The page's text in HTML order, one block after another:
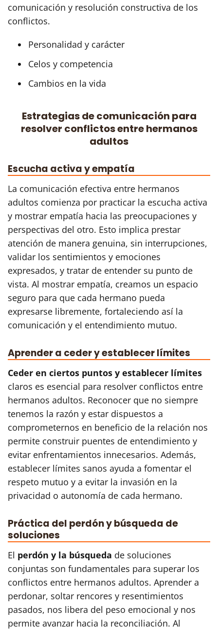
comunicación y resolución constructiva de los
conflictos.
Personalidad y carácter
Celos y competencia
Cambios en la vida
Estrategias de comunicación para
resolver conflictos entre hermanos
adultos
Escucha activa y empatía
La comunicación efectiva entre hermanos
adultos comienza por practicar la escucha activa
y mostrar empatía hacia las preocupaciones y
perspectivas del otro. Esto implica prestar
atención de manera genuina, sin interrupciones,
validar los sentimientos y emociones
expresados, y tratar de entender su punto de
vista. Al mostrar empatía, creamos un espacio
seguro para que cada hermano pueda
expresarse libremente, fortaleciendo así la
comunicación y el entendimiento mutuo.
Aprender a ceder y establecer límites
Ceder en ciertos puntos y establecer límites
claros es esencial para resolver conflictos entre
hermanos adultos. Reconocer que no siempre
tenemos la razón y estar dispuestos a
comprometernos en beneficio de la relación nos
permite construir puentes de entendimiento y
evitar enfrentamientos innecesarios. Además,
establecer límites sanos ayuda a fomentar el
respeto mutuo y a evitar la invasión en la
privacidad o autonomía de cada hermano.
Práctica del perdón y búsqueda de
soluciones
El perdón y la búsqueda de soluciones
conjuntas son fundamentales para superar los
conflictos entre hermanos adultos. Aprender a
perdonar, soltar rencores y resentimientos
pasados, nos libera del peso emocional y nos
permite avanzar hacia la reconciliación. Al